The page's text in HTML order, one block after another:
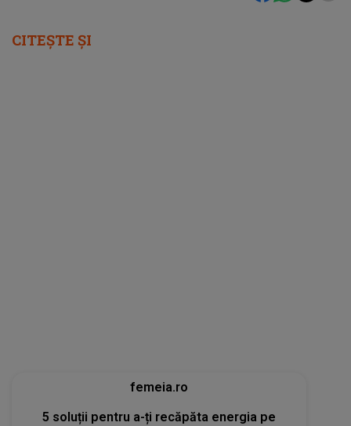
CITEȘTE ȘI
femeia.ro
5 soluții pentru a-ți recăpăta energia pe